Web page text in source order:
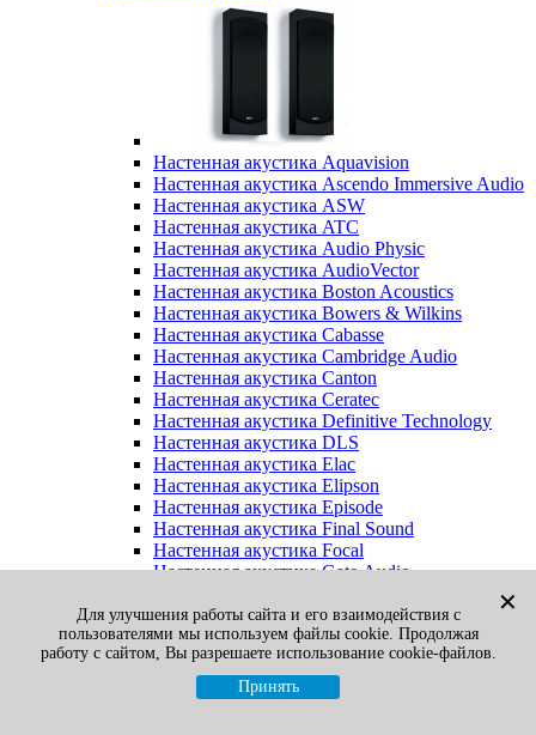
Настенная акустика Aquavision
Настенная акустика Ascendo Immersive Audio
Настенная акустика ASW
Настенная акустика ATC
Настенная акустика Audio Physic
Настенная акустика AudioVector
Настенная акустика Boston Acoustics
Настенная акустика Bowers & Wilkins
Настенная акустика Cabasse
Настенная акустика Cambridge Audio
Настенная акустика Canton
Настенная акустика Ceratec
Настенная акустика Definitive Technology
Настенная акустика DLS
Настенная акустика Elac
Настенная акустика Elipson
Настенная акустика Episode
Настенная акустика Final Sound
Настенная акустика Focal
Настенная акустика Gato Audio
Настенная акустика Jamo
Настенная акустика KEF
Настенная акустика Klipsch
Настенная акустика Legacy
Настенная акустика M&K Sound
✕
Для улучшения работы сайта и его взаимодействия с
пользователями мы используем файлы cookie. Продолжая
работу с сайтом, Вы разрешаете использование cookie-файлов.
Принять